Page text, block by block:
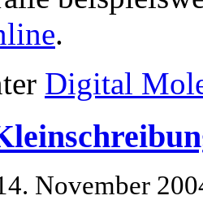
.
Digital
November